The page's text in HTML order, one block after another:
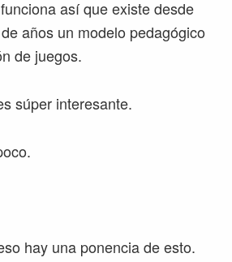
así que existe desde
años un modelo pedagógico
de juegos.
súper interesante.
hay una ponencia de esto.